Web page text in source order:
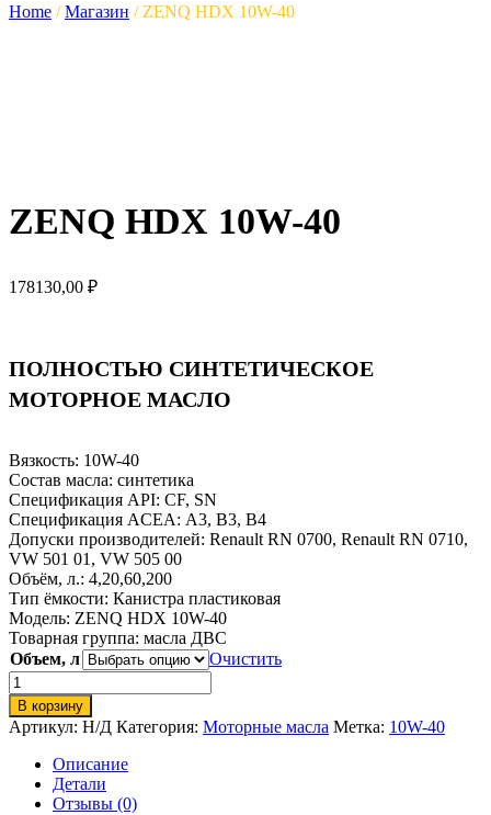
Home /Магазин / ZENQ HDX 10W-40
ZENQ HDX 10W-40
178130,00 ₽
ПОЛНОСТЬЮ СИНТЕТИЧЕСКОЕ
МОТОРНОЕ МАСЛО
Вязкость: 10W-40
Состав масла: синтетика
Спецификация API: CF, SN
Спецификация ACEA: A3, B3, B4
Допуски производителей: Renault RN 0700, Renault RN 0710,
VW 501 01, VW 505 00
Объём, л.: 4,20,60,200
Тип ёмкости: Канистра пластиковая
Модель: ZENQ HDX 10W-40
Товарная группа: масла ДВС
Объем, л
Очистить
Количество
товара
ZENQ
HDX
10W-
В корзину
Артикул: Н/Д Категория: Моторные масла Метка: 10W-40
Описание
Детали
Отзывы (0)